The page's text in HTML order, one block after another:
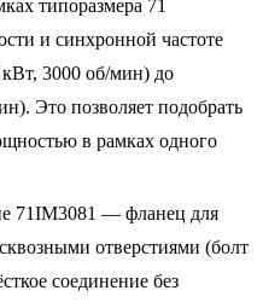
типоразмера 71
и синхронной частоте
3000 об/мин) до
Это позволяет подобрать
в рамках одного
71IM3081 — фланец для
отверстиями (болт
соединение без